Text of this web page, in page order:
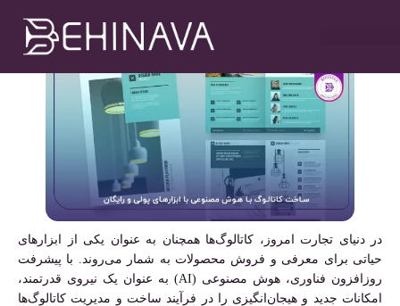
فروردین ۲۲, ۱۴۰۴ ۱۲:۰۰ ب٫ظ
در دنیای تجارت امروز، کاتالوگ‌ها همچنان به عنوان یکی از ابزارهای
حیاتی برای معرفی و فروش محصولات به شمار می‌روند. با پیشرفت
روزافزون فناوری، هوش مصنوعی (AI) به عنوان یک نیروی قدرتمند،
امکانات جدید و هیجان‌انگیزی را در فرآیند ساخت و مدیریت کاتالوگ‌ها